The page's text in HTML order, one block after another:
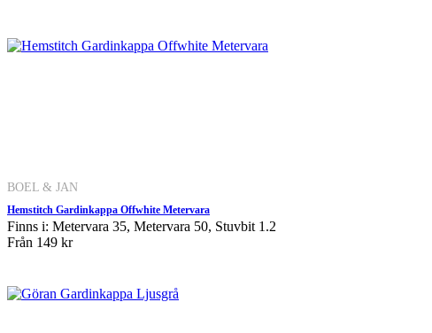
BOEL & JAN
Hemstitch Gardinkappa Offwhite Metervara
Finns i: Metervara 35, Metervara 50, Stuvbit 1.2
Från 149 kr